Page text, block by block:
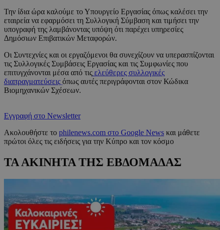
Την ίδια ώρα καλούμε το Υπουργείο Εργασίας όπως καλέσει την
εταιρεία να εφαρμόσει τη Συλλογική Σύμβαση και τιμήσει την
υπογραφή της λαμβάνοντας υπόψη ότι παρέχει υπηρεσίες
Δημόσιων Επιβατικών Μεταφορών.
Οι Συντεχνίες και οι εργαζόμενοι θα συνεχίζουν να υπερασπίζονται
τις Συλλογικές Συμβάσεις Εργασίας και τις Συμφωνίες που
επιτυγχάνονται μέσα από τις ελεύθερες συλλογικές
διαπραγματεύσεις όπως αυτές περιγράφονται στον Κώδικα
Βιομηχανικών Σχέσεων.
Εγγραφή στο Newsletter
Ακολουθήστε το philenews.com στο Google News και μάθετε
πρώτοι όλες τις ειδήσεις για την Κύπρο και τον κόσμο
ΤΑ ΑΚΙΝΗΤΑ ΤΗΣ ΕΒΔΟΜΑΔΑΣ